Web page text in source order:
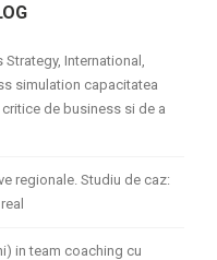
International,
simulation capacitatea
de business si de a
regionale. Studiu de caz:
in team coaching cu